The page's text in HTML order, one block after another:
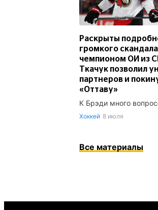
Раскрыты
громкого скандала
чемпионом ОИ из
Ткачук позволил
партнеров и
«Оттаву»
К Брэди много
Хоккей 8 июля
Все материалы